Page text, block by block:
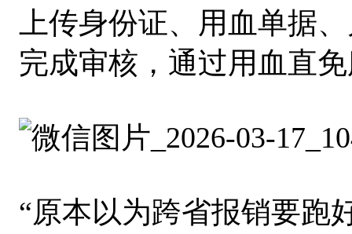
上传身份证、用血单据
完成审核，通过用血直
“原本以为跨省报销要跑